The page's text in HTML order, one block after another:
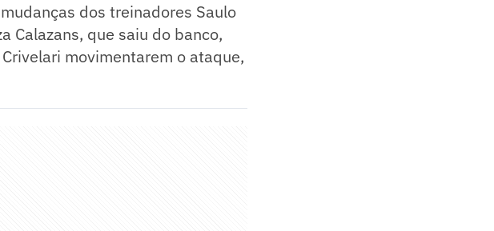
dos treinadores Saulo
Calazans, que saiu do banco,
movimentarem o ataque,